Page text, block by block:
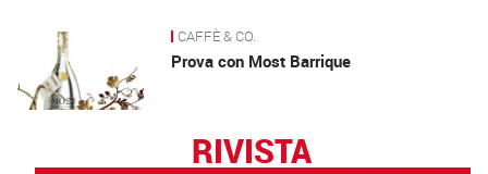
News CAFFÈ & CO.
Prova con Most Barrique
RIVISTA